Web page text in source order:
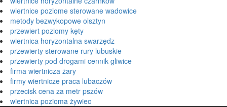
wiertnice poziome sterowane wadowice
metody bezwykopowe olsztyn
przewiert poziomy kęty
wiertnica horyzontalna swarzędz
przewierty sterowane rury lubuskie
przewierty pod drogami cennik gliwice
firma wiertnicza żary
firmy wiertnicze praca lubaczów
przecisk cena za metr pszów
wiertnica pozioma żywiec